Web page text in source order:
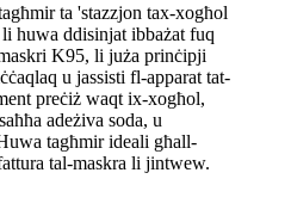
ta 'stazzjon tax-xogħol
huwa ddisinjat ibbażat fuq
K95, li juża prinċipji
u jassisti fl-apparat tat-
preċiż waqt ix-xogħol,
adeżiva soda, u
tagħmir ideali għall-
tal-maskra li jintwew.